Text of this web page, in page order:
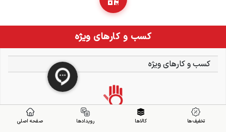
کسب و کارهای ویژه
کسب و کارهای ویژه
تخفیف ها کالاها رویدادها صفحه اصلی